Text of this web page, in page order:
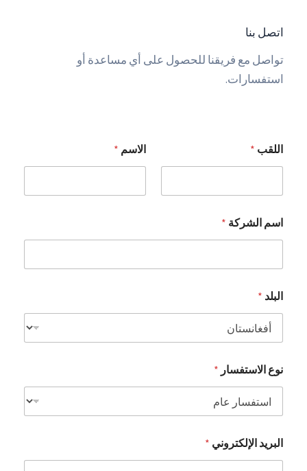
اتصل بنا
تواصل مع فريقنا للحصول على أي مساعدة أو
استفسارات.
الاسم * اللقب *
اسم الشركة *
البلد *
ل
ب
د
ص
و
ص
نوع الاستفسار *
البريد الإلكتروني *